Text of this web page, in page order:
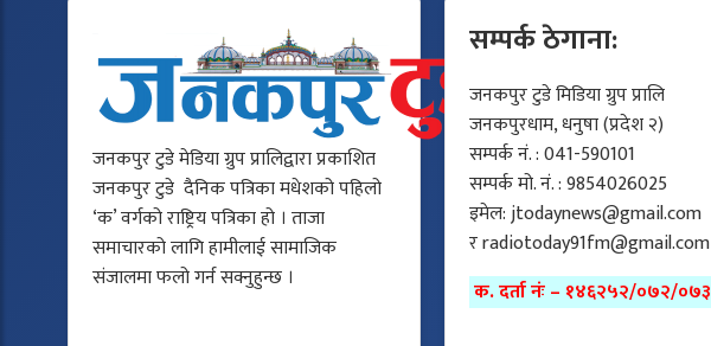
जनकपुर टुडे मेडिया ग्रुप प्रालिद्वारा प्रकाशित
जनकपुर टुडे दैनिक पत्रिका मधेशको पहिलो
‘क’ वर्गको राष्ट्रिय पत्रिका हो । ताजा
समाचारको लागि हामीलाई सामाजिक
संजालमा फलो गर्न सक्नुहुन्छ ।
सम्पर्क ठेगाना:
जनकपुर टुडे मिडिया ग्रुप प्रालि
जनकपुरधाम, धनुषा (प्रदेश २)
सम्पर्क नं. : 041-590101
सम्पर्क मो. नं. : 9854026025
इमेल:jtodaynews@gmail.com
रradiotoday91fm@gmail.com
क. दर्ता नंः – १४६२५२/०७२/०७३